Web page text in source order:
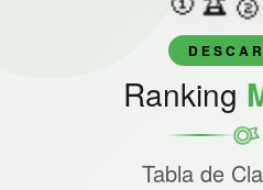
Ranking
Tabla de